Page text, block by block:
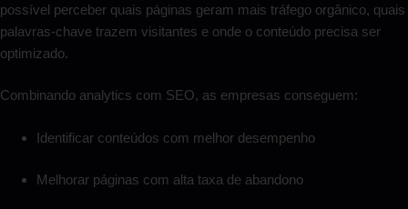
possível perceber quais páginas geram mais tráfego orgânico, quais
palavras-chave trazem visitantes e onde o conteúdo precisa ser
optimizado.
Combinando analytics com SEO, as empresas conseguem:
Identificar conteúdos com melhor desempenho
Melhorar páginas com alta taxa de abandono